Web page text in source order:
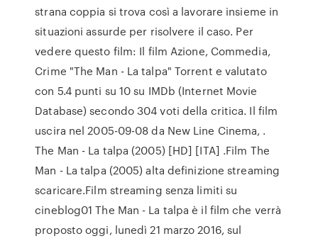
strana coppia si trova così a lavorare insieme in
situazioni assurde per risolvere il caso. Per
vedere questo film: Il film Azione, Commedia,
Crime "The Man - La talpa" Torrent e valutato
con 5.4 punti su 10 su IMDb (Internet Movie
Database) secondo 304 voti della critica. Il film
uscira nel 2005-09-08 da New Line Cinema, .
The Man - La talpa (2005) [HD] [ITA] .Film The
Man - La talpa (2005) alta definizione streaming
scaricare.Film streaming senza limiti su
cineblog01 The Man - La talpa è il film che verrà
proposto oggi, lunedì 21 marzo 2016, sul